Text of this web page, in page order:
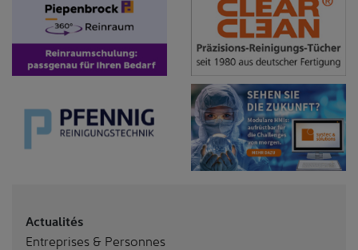
Actualités
Entreprises & Personnes